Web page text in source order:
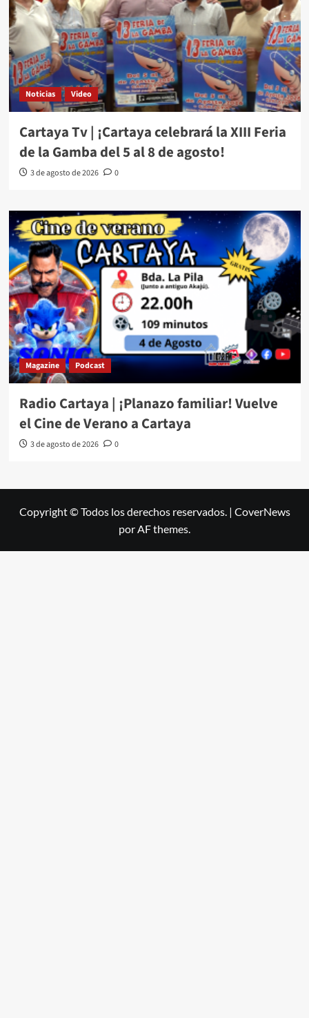
Noticias Video
Cartaya Tv | ¡Cartaya celebrará la XIII Feria
de la Gamba del 5 al 8 de agosto!
3 de agosto de 2026 0
Magazine Podcast
Radio Cartaya | ¡Planazo familiar! Vuelve
el Cine de Verano a Cartaya
3 de agosto de 2026 0
Copyright © Todos los derechos reservados. | CoverNews
por AF themes.